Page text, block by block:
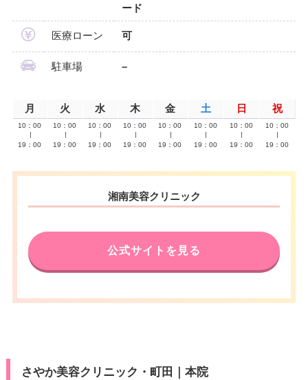
ード
医療ローン 可
駐車場 –
月 火 水 木 金 土 日 祝
10：00
19：00
10：00
19：00
10：00
19：00
10：00
19：00
10：00
19：00
10：00
19：00
10：00
19：00
10：00
19：00
湘南美容クリニック
公式サイトを見る
さやか美容クリニック・町田｜本院